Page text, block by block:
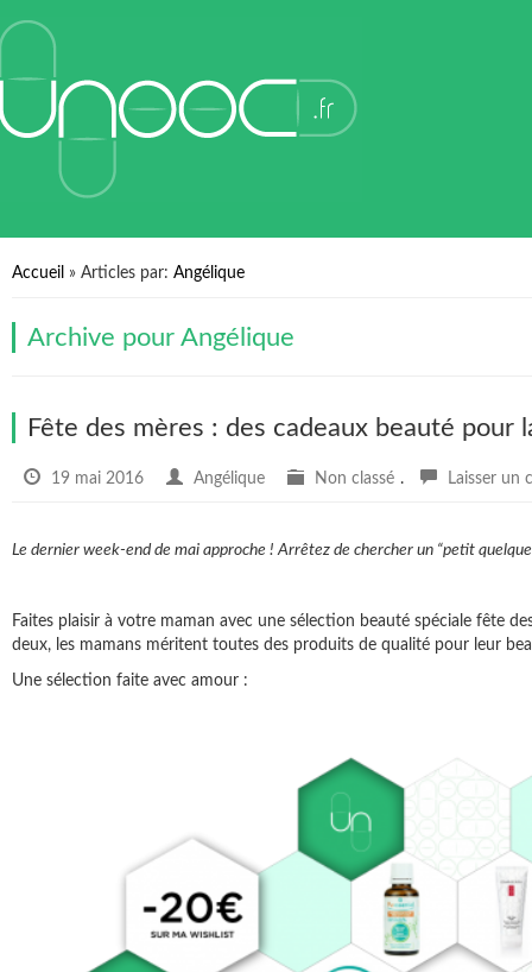
Accueil » Articles par: Angélique
Archive pour Angélique
Fête des mères : des cadeaux beauté pour
19 mai 2016 Angélique Non classé . Laisser un
Le dernier week-end de mai approche ! Arrêtez de chercher un “petit quelque
Faites plaisir à votre maman avec une sélection beauté spéciale fête
deux, les mamans méritent toutes des produits de qualité pour leur
Une sélection faite avec amour :